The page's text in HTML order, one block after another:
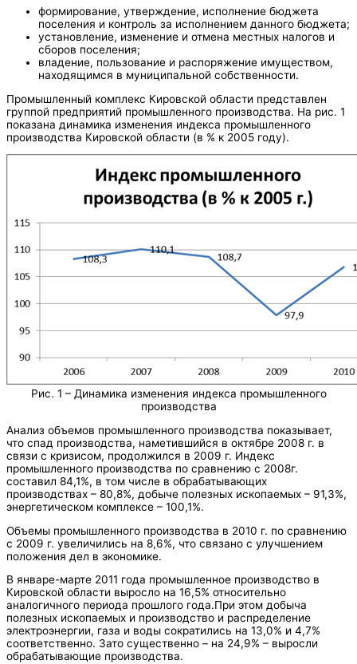
формирование, утверждение, исполнение бюджета
поселения и контроль за исполнением данного бюджета;
установление, изменение и отмена местных налогов и
сборов поселения;
владение, пользование и распоряжение имуществом,
находящимся в муниципальной собственности.
Промышленный комплекс Кировской области представлен
группой предприятий промышленного производства. На рис. 1
показана динамика изменения индекса промышленного
производства Кировской области (в % к 2005 году).
Рис. 1 – Динамика изменения индекса промышленного
производства
Анализ объемов промышленного производства показывает,
что спад производства, наметившийся в октябре 2008 г. в
связи с кризисом, продолжился в 2009 г. Индекс
промышленного производства по сравнению с 2008г.
составил 84,1%, в том числе в обрабатывающих
производствах – 80,8%, добыче полезных ископаемых – 91,3%,
энергетическом комплексе – 100,1%.
Объемы промышленного производства в 2010 г. по сравнению
с 2009 г. увеличились на 8,6%, что связано с улучшением
положения дел в экономике.
В январе-марте 2011 года промышленное производство в
Кировской области выросло на 16,5% относительно
аналогичного периода прошлого года.При этом добыча
полезных ископаемых и производство и распределение
электроэнергии, газа и воды сократились на 13,0% и 4,7%
соответственно. Зато существенно – на 24,9% – выросли
обрабатывающие производства.